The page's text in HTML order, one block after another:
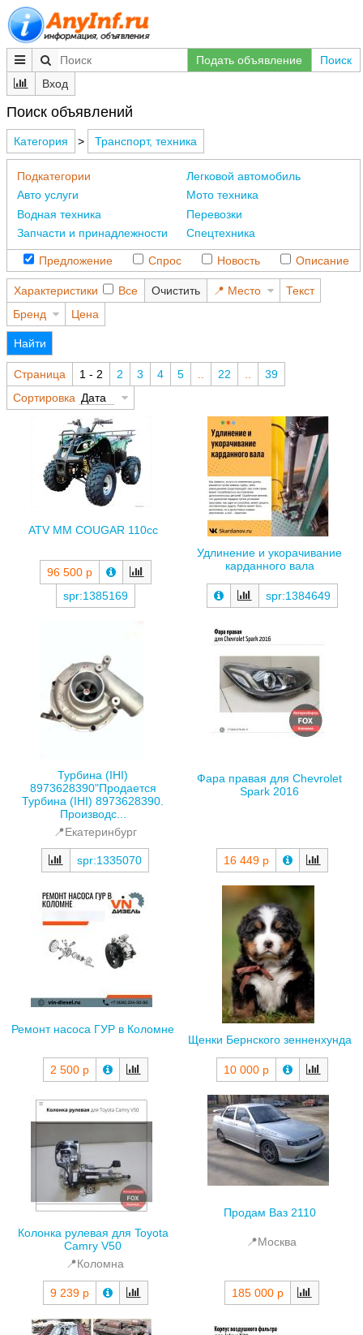
Подать объявление
Поиск
Вход
Поиск объявлений
Категория > Транспорт, техника
Подкатегории
Авто услуги
Водная техника
Запчасти и принадлежности
Легковой автомобиль
Мото техника
Перевозки
Спецтехника
Предложение Спрос Новость Описание
Характеристики Все Очистить Место
Текст
Бренд
Цена
Найти
Страница 1 - 2 2 3 4 5 22
39
Сортировка Дата
ATV MM COUGAR 110сс
96 500 р
spr:1385169
Удлинение и укорачивание
карданного вала
spr:1384649
Турбина (IHI)
8973628390"Продается
Турбина (IHI) 8973628390.
Производс...
📍Екатеринбург
spr:1335070
Фара правая для Chevrolet
Spark 2016
16 449 р
Ремонт насоса ГУР в Коломне
2 500 р
Щенки Бернского зенненхунда
10 000 р
Колонка рулевая для Toyota
Camry V50
📍Коломна
9 239 р
Продам Ваз 2110
📍Москва
185 000 р